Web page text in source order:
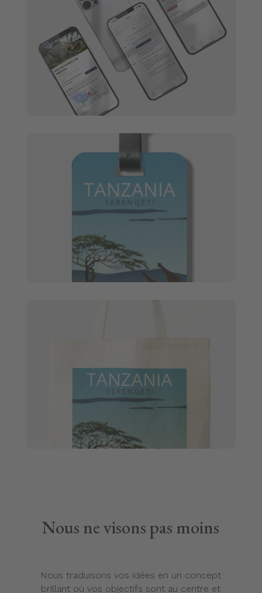
Nous ne visons pas moins
Nous traduisons vos idées en un concept
brillant où vos objectifs sont au centre et